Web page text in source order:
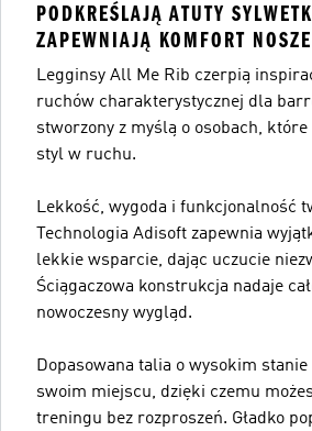
PODKREŚLAJĄ ATUTY
ZAPEWNIAJĄ KOMFORT
Legginsy All Me Rib czerpią
ruchów charakterystycznej dla
stworzony z myślą o osobach,
styl w ruchu.
Lekkość, wygoda i funkcjonalność
Technologia Adisoft zapewnia
lekkie wsparcie, dając uczucie
Ściągaczowa konstrukcja nadaje
nowoczesny wygląd.
Dopasowana talia o wysokim stanie
swoim miejscu, dzięki czemu
treningu bez rozproszeń. Gładko